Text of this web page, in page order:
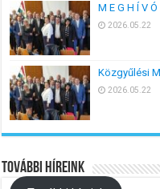
M E G H Í V
2026.05.22
Közgyűlési
2026.05.22
További híreink